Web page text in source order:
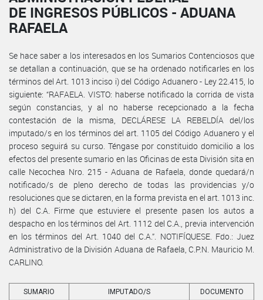
DE INGRESOS PÚBLICOS - ADUANA
RAFAELA
Se hace saber a los interesados en los Sumarios Contenciosos que
se detallan a continuación, que se ha ordenado notificarles en los
términos del Art. 1013 inciso i) del Código Aduanero - Ley 22.415, lo
siguiente: “RAFAELA. VISTO: haberse notificado la corrida de vista
según constancias, y al no haberse recepcionado a la fecha
contestación de la misma, DECLÁRESE LA REBELDÍA del/los
imputado/s en los términos del art. 1105 del Código Aduanero y el
proceso seguirá su curso. Téngase por constituido domicilio a los
efectos del presente sumario en las Oficinas de esta División sita en
calle Necochea Nro. 215 - Aduana de Rafaela, donde quedará/n
notificado/s de pleno derecho de todas las providencias y/o
resoluciones que se dictaren, en la forma prevista en el art. 1013 inc.
h) del C.A. Firme que estuviere el presente pasen los autos a
despacho en los términos del Art. 1112 del C.A., previa intervención
en los términos del Art. 1040 del C.A.”. NOTIFÍQUESE. Fdo.: Juez
Administrativo de la División Aduana de Rafaela, C.P.N. Mauricio M.
CARLINO.
SUMARIO IMPUTADO/S DOCUMENTO